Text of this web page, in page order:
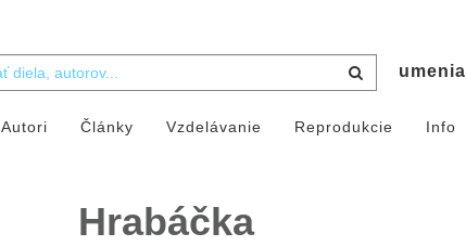
umenia
Autori Články Vzdelávanie Reprodukcie Info
Hrabáčka